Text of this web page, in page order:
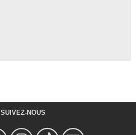
SUIVEZ-NOUS